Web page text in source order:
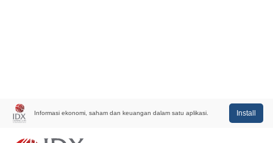
Informasi ekonomi, saham dan keuangan dalam satu aplikasi. Install